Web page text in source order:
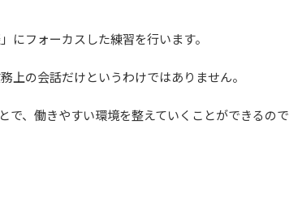
にフォーカスした練習を行います。
上の会話だけというわけではありません。
で、働きやすい環境を整えていくことができるので